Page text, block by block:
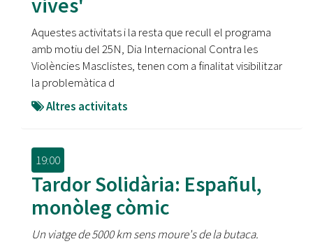
Aquestes activitats i la resta que recull el programa
amb motiu del 25N, Dia Internacional Contra les
Violències Masclistes, tenen com a finalitat visibilitzar
la problemàtica d
Altres activitats
19:00
Tardor Solidària: Españul,
monòleg còmic
Un viatge de 5000 km sens moure's de la butaca.